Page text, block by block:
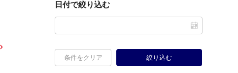
日付で絞り込む
条件をクリア 絞り込む